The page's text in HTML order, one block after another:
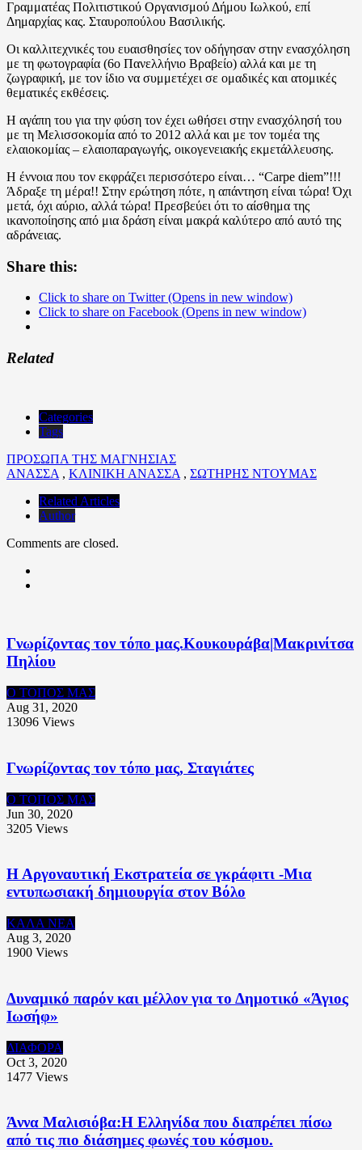
Γραμματέας Πολιτιστικού Οργανισμού Δήμου Ιωλκού, επί
Δημαρχίας κας. Σταυροπούλου Βασιλικής.
Οι καλλιτεχνικές του ευαισθησίες τον οδήγησαν στην ενασχόληση
με τη φωτογραφία (6ο Πανελλήνιο Βραβείο) αλλά και με τη
ζωγραφική, με τον ίδιο να συμμετέχει σε ομαδικές και ατομικές
θεματικές εκθέσεις.
Η αγάπη του για την φύση τον έχει ωθήσει στην ενασχόλησή του
με τη Μελισσοκομία από το 2012 αλλά και με τον τομέα της
ελαιοκομίας – ελαιοπαραγωγής, οικογενειακής εκμετάλλευσης.
Η έννοια που τον εκφράζει περισσότερο είναι… “Carpe diem”!!!
Άδραξε τη μέρα!! Στην ερώτηση πότε, η απάντηση είναι τώρα! Όχι
μετά, όχι αύριο, αλλά τώρα! Πρεσβεύει ότι το αίσθημα της
ικανοποίησης από μια δράση είναι μακρά καλύτερο από αυτό της
αδράνειας.
Share this:
Click to share on Twitter (Opens in new window)
Click to share on Facebook (Opens in new window)
Related
Categories
Tags
ΠΡΟΣΩΠΑ ΤΗΣ ΜΑΓΝΗΣΙΑΣ
ΑΝΑΣΣΑ , ΚΛΙΝΙΚΗ ΑΝΑΣΣΑ , ΣΩΤΗΡΗΣ ΝΤΟΥΜΑΣ
Related Articles
Author
Comments are closed.
Γνωρίζοντας τον τόπο μας.Κουκουράβα|Μακρινίτσα
Πηλίου
Ο ΤΟΠΟΣ ΜΑΣ
Aug 31, 2020
13096 Views
Γνωρίζοντας τον τόπο μας, Σταγιάτες
Ο ΤΟΠΟΣ ΜΑΣ
Jun 30, 2020
3205 Views
Η Αργοναυτική Εκστρατεία σε γκράφιτι -Μια
εντυπωσιακή δημιουργία στον Βόλο
ΚΑΛΑ ΝΕΑ
Aug 3, 2020
1900 Views
Δυναμικό παρόν και μέλλον για το Δημοτικό «Άγιος
Ιωσήφ»
ΔΙΑΦΟΡΑ
Oct 3, 2020
1477 Views
Άννα Μαλισιόβα:Η Ελληνίδα που διαπρέπει πίσω
από τις πιο διάσημες φωνές του κόσμου.